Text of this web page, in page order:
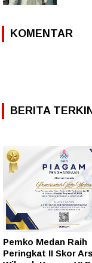
KOMENTAR
BERITA
Pemko Medan Raih
Peringkat II Skor